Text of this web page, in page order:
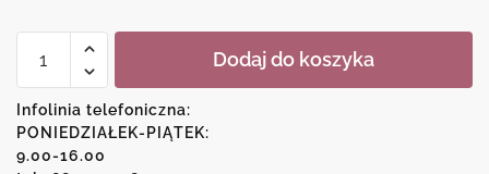
Plakat
Europy
i
Azji
Dodaj do koszyka
Infolinia telefoniczna:
PONIEDZIAŁEK-PIĄTEK:
9.00-16.00